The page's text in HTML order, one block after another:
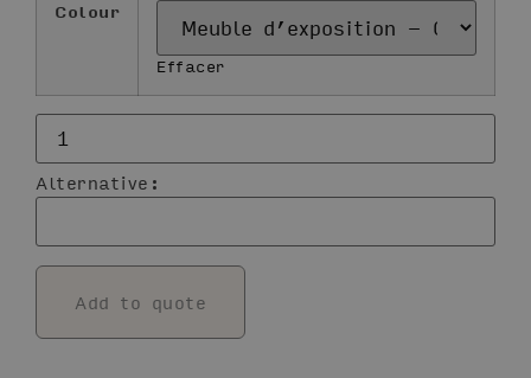
Colour
Effacer
Alternative:
Add to quote